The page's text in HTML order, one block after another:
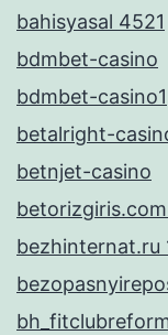
bahisyasal 4521
bdmbet-casino
bdmbet-casino1
betalright-
betnjet-casino
bezhinternat.ru